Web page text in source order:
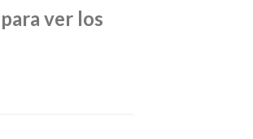
ver los